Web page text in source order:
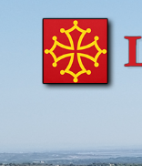
Paratge e